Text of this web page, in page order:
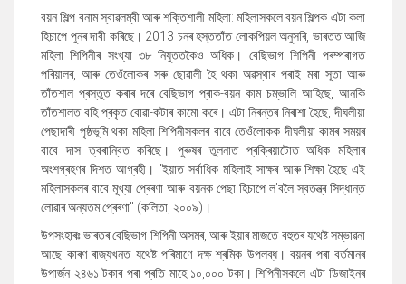
বয়ন শিল্প বনাম স্বাৱলম্বী আৰু শক্তিশালী মহিলা: মহিলাসকলে বয়ন শিল্পক এটা কলা
হিচাপে পুনৰ দাবী কৰিছে। 2013 চনৰ হস্ততাঁত লোকপিয়ল অনুসৰি, ভাৰতত আজি
মহিলা শিপিনীৰ সংখ্যা ৩৮ নিযুততকৈও অধিক। বেছিভাগ শিপিনী পৰম্পৰাগত
পৰিয়ালৰ, আৰু তেওঁলোকৰ সৰু ছোৱালী হৈ থকা অৱস্থাৰ পৰাই মৰা সূতা আৰু
তাঁতশাল প্ৰস্তুত কৰাৰ দৰে বেছিভাগ প্ৰাক-বয়ন কাম চম্ভালি আহিছে, আনকি
তাঁতশালত বহি প্ৰকৃত বোৱা-কটাৰ কামো কৰে। এটা নিৰন্তৰ নিৰাশা হৈছে, দীঘলীয়া
পেছাদাৰী পৃষ্ঠভূমি থকা মহিলা শিপিনীসকলৰ বাবে তেওঁলোকক দীঘলীয়া কামৰ সময়ৰ
বাবে দাস ত্বৰান্বিত কৰিছে। পুৰুষৰ তুলনাত প্ৰক্ৰিয়াটোত অধিক মহিলাৰ
অংশগ্ৰহণৰ দিশত আগ্ৰহী। "ইয়াত সৰ্বাধিক মহিলাই সাক্ষৰ আৰু শিক্ষা হৈছে এই
মহিলাসকলৰ বাবে মূখ্যা প্ৰেৰণা আৰু বয়নক পেছা হিচাপে ল’বলৈ স্বতন্ত্ৰ সিদ্ধান্ত
লোৱাৰ অন্যতম প্ৰেৰণা" (কলিতা, ২০০৯)।
উপসংহাৰঃ ভাৰতৰ বেছিভাগ শিপিনী অসমৰ, আৰু ইয়াৰ মাজতে বহুতৰ যথেষ্ট সম্ভাৱনা
আছে কাৰণ ৰাজ্যখনত যথেষ্ট পৰিমাণে দক্ষ শ্ৰমিক উপলব্ধ। বয়নৰ পৰা বৰ্তমানৰ
উপাৰ্জন ২৪৬১ টকাৰ পৰা প্ৰতি মাহে ১০,০০০ টকা। শিপিনীসকলে এটা ডিজাইনৰ